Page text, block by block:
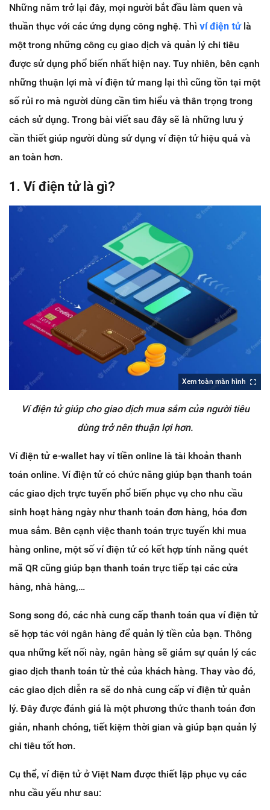
Những năm trở lại đây, mọi người bắt đầu làm quen và
thuần thục với các ứng dụng công nghệ. Thì ví điện tử là
một trong những công cụ giao dịch và quản lý chi tiêu
được sử dụng phổ biến nhất hiện nay. Tuy nhiên, bên cạnh
những thuận lợi mà ví điện tử mang lại thì cũng tồn tại một
số rủi ro mà người dùng cần tìm hiểu và thân trọng trong
cách sử dụng. Trong bài viết sau đây sẽ là những lưu ý
cần thiết giúp người dùng sử dụng ví điện tử hiệu quả và
an toàn hơn.
1. Ví điện tử là gì?
Xem toàn màn hình
Ví điện tử giúp cho giao dịch mua sắm của người tiêu
dùng trở nên thuận lợi hơn.
Ví điện tử e-wallet hay ví tiền online là tài khoản thanh
toán online. Ví điện tử có chức năng giúp bạn thanh toán
các giao dịch trực tuyến phổ biến phục vụ cho nhu cầu
sinh hoạt hàng ngày như thanh toán đơn hàng, hóa đơn
mua sắm. Bên cạnh việc thanh toán trực tuyến khi mua
hàng online, một số ví điện tử có kết hợp tính năng quét
mã QR cũng giúp bạn thanh toán trực tiếp tại các cửa
hàng, nhà hàng,…
Song song đó, các nhà cung cấp thanh toán qua ví điện tử
sẽ hợp tác với ngân hàng để quản lý tiền của bạn. Thông
qua những kết nối này, ngân hàng sẽ giảm sự quản lý các
giao dịch thanh toán từ thẻ của khách hàng. Thay vào đó,
các giao dịch diễn ra sẽ do nhà cung cấp ví điện tử quản
lý. Đây được đánh giá là một phương thức thanh toán đơn
giản, nhanh chóng, tiết kiệm thời gian và giúp bạn quản lý
chi tiêu tốt hơn.
Cụ thể, ví điện tử ở Việt Nam được thiết lập phục vụ các
nhu cầu yếu như sau: